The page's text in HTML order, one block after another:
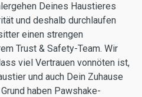
Deines Haustieres
und deshalb durchlaufen
einen strengen
Trust & Safety-Team. Wir
viel Vertrauen vonnöten ist,
und auch Dein Zuhause
haben Pawshake-